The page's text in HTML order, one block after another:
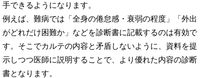
手できるようになります。
例えば、難病では 「全身の倦怠感・衰弱の程度」「外出
がどれだけ困難か」などを診断書に記載するのは有効で
す。そこでカルテの内容と矛盾しないように、資料を提
示しつつ医師に説明することで、より優れた内容の診断
書となります。